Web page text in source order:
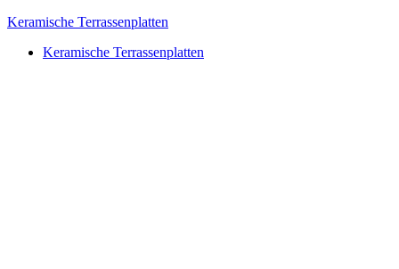
Keramische Terrassenplatten
Keramische Terrassenplatten